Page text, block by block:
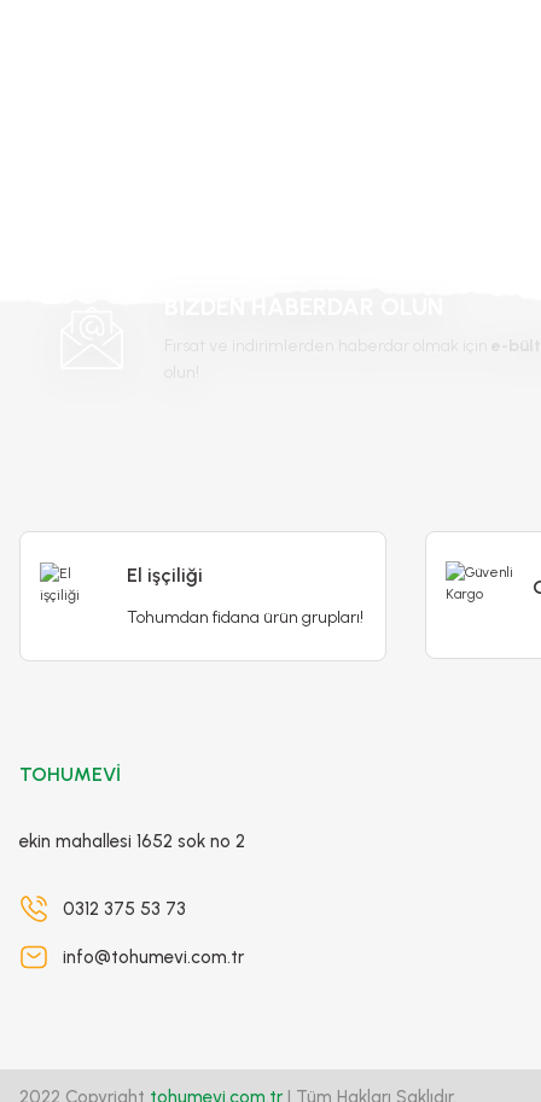
Poliwork Akasya Tekli Kolay Askı Pembe Saksı - 1,50 L
El işçiliği
Tohumdan fidana ürün grupları!
TOHUMEVİ
ekin mahallesi 1652 sok no 2
0312 375 53 73
info@tohumevi.com.tr
2022 Copyright tohumevi.com.tr | Tüm Hakları Saklıdır.